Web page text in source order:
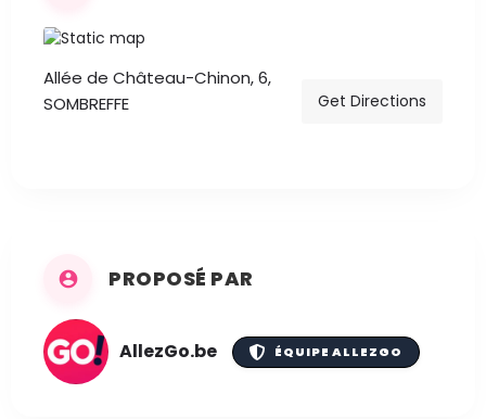
Allée de Château-Chinon, 6,
SOMBREFFE
Get Directions
PROPOSÉ PAR
AllezGo.be ÉQUIPE ALLEZGO